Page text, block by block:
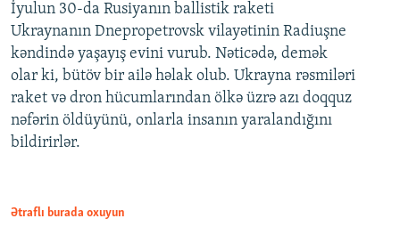
İyulun 30-da Rusiyanın ballistik raketi
Ukraynanın Dnepropetrovsk vilayətinin Radiuşne
kəndində yaşayış evini vurub. Nəticədə, demək
olar ki, bütöv bir ailə həlak olub. Ukrayna rəsmiləri
raket və dron hücumlarından ölkə üzrə azı doqquz
nəfərin öldüyünü, onlarla insanın yaralandığını
bildirirlər.
Ətraflı burada oxuyun